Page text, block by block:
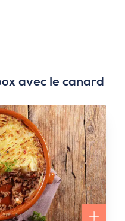
avec le canard